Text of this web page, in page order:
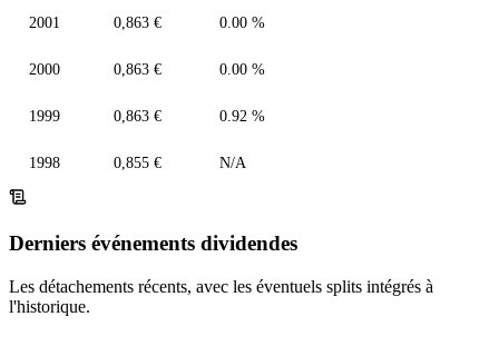
2001 0,863 € 0.00 %
2000 0,863 € 0.00 %
1999 0,863 € 0.92 %
1998 0,855 € N/A
Derniers événements dividendes
Les détachements récents, avec les éventuels splits intégrés à
l'historique.